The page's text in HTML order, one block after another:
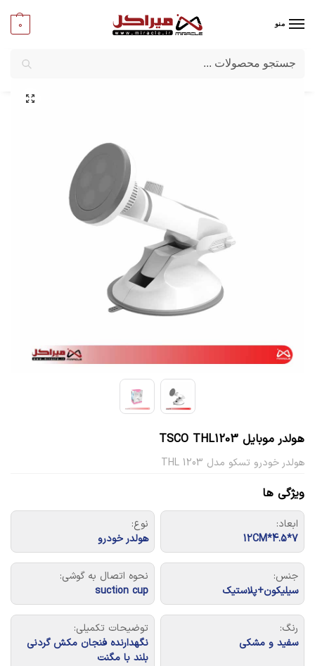
منو 0
میراکل/پایه نگهدارنده
هولدر موبایل TSCO THL1203
هولدر خودرو تسکو مدل THL 1203
ویژگی ها
ابعاد:
7*4.5*12CM
نوع:
هولدر خودرو
جنس:
سیلیکون+پلاستیک
نحوه اتصال به گوشی:
suction cup
رنگ:
سفید و مشکی
توضیحات تکمیلی:
نگهدارنده فنجان مکش گردنی
بلند با مگنت